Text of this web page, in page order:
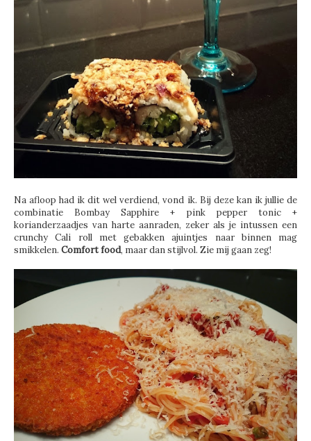
Na afloop had ik dit wel verdiend, vond ik. Bij deze kan ik jullie de
combinatie Bombay Sapphire + pink pepper tonic +
korianderzaadjes van harte aanraden, zeker als je intussen een
crunchy Cali roll met gebakken ajuintjes naar binnen mag
smikkelen. Comfort food, maar dan stijlvol. Zie mij gaan zeg!